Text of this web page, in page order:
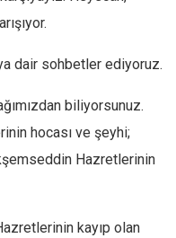
dair sohbetler ediyoruz.
biliyorsunuz.
hocası ve şeyhi;
Hazretlerinin
kayıp olan